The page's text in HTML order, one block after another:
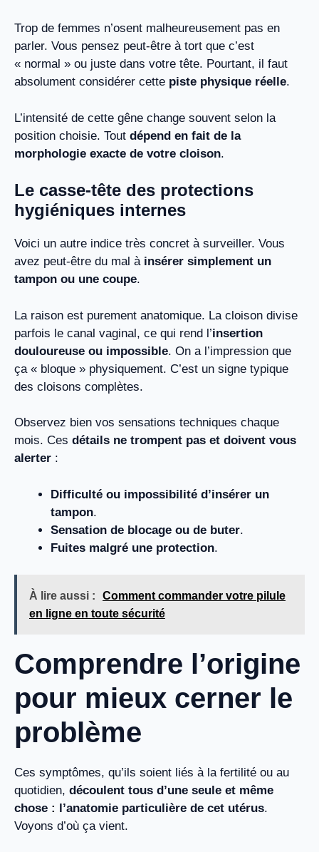
Trop de femmes n’osent malheureusement pas en
parler. Vous pensez peut-être à tort que c’est
« normal » ou juste dans votre tête. Pourtant, il faut
absolument considérer cette piste physique réelle.
L’intensité de cette gêne change souvent selon la
position choisie. Tout dépend en fait de la
morphologie exacte de votre cloison.
Le casse-tête des protections
hygiéniques internes
Voici un autre indice très concret à surveiller. Vous
avez peut-être du mal à insérer simplement un
tampon ou une coupe.
La raison est purement anatomique. La cloison divise
parfois le canal vaginal, ce qui rend l’insertion
douloureuse ou impossible. On a l’impression que
ça « bloque » physiquement. C’est un signe typique
des cloisons complètes.
Observez bien vos sensations techniques chaque
mois. Ces détails ne trompent pas et doivent vous
alerter :
Difficulté ou impossibilité d’insérer un
tampon.
Sensation de blocage ou de buter.
Fuites malgré une protection.
À lire aussi :
Comment commander votre pilule
en ligne en toute sécurité
Comprendre l’origine
pour mieux cerner le
problème
Ces symptômes, qu’ils soient liés à la fertilité ou au
quotidien, découlent tous d’une seule et même
chose : l’anatomie particulière de cet utérus.
Voyons d’où ça vient.